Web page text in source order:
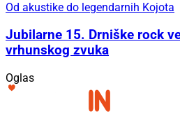
Od akustike do legendarnih Kojota
Jubilarne 15. Drniške rock
vrhunskog zvuka
Oglas